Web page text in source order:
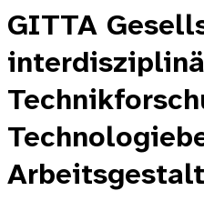
GITTA